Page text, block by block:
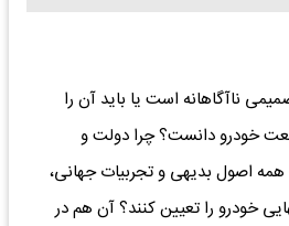
ناآگاهانه است یا باید آن را
خودرو دانست؟ چرا دولت و
همه اصول بدیهی و تجربیات جهانی،
خودرو را تعیین کنند؟ آن هم در